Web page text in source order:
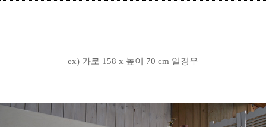
ex) 가로 158 x 높이 70 cm 일경우